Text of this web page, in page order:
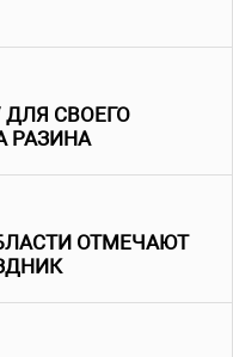
СВОЕГО
РАЗИНА
ОТМЕЧАЮТ